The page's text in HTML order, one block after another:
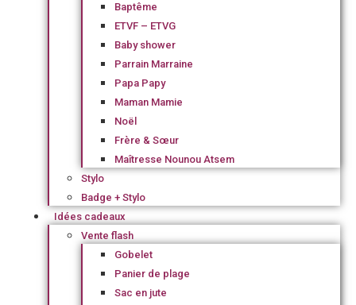
Baptême
ETVF – ETVG
Baby shower
Parrain Marraine
Papa Papy
Maman Mamie
Noël
Frère & Sœur
Maîtresse Nounou Atsem
Stylo
Badge + Stylo
Idées cadeaux
Vente flash
Gobelet
Panier de plage
Sac en jute